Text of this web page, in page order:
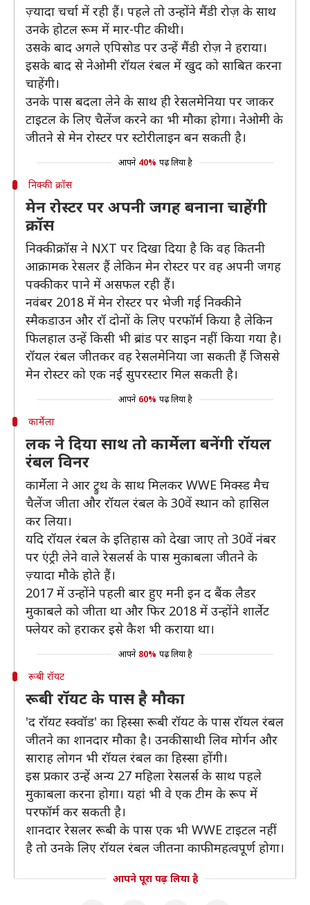
ज़्यादा चर्चा में रही हैं। पहले तो उन्होंने मैंडी रोज़ के साथ
उनके होटल रूम में मार-पीट की थी।
उसके बाद अगले एपिसोड पर उन्हें मैंडी रोज़ ने हराया।
इसके बाद से नेओमी रॉयल रंबल में खुद को साबित करना
चाहेंगी।
उनके पास बदला लेने के साथ ही रेसलमेनिया पर जाकर
टाइटल के लिए चैलेंज करने का भी मौका होगा। नेओमी के
जीतने से मेन रोस्टर पर स्टोरीलाइन बन सकती है।
आपने 40% पढ़ लिया है
निक्की क्रॉस
मेन रोस्टर पर अपनी जगह बनाना चाहेंगी
क्रॉस
निक्की क्रॉस ने NXT पर दिखा दिया है कि वह कितनी
आक्रामक रेसलर हैं लेकिन मेन रोस्टर पर वह अपनी जगह
पक्की कर पाने में असफल रही हैं।
नवंबर 2018 में मेन रोस्टर पर भेजी गई निक्की ने
स्मैकडाउन और रॉ दोनों के लिए परफॉर्म किया है लेकिन
फिलहाल उन्हें किसी भी ब्रांड पर साइन नहीं किया गया है।
रॉयल रंबल जीतकर वह रेसलमेनिया जा सकती हैं जिससे
मेन रोस्टर को एक नई सुपरस्टार मिल सकती है।
आपने 60% पढ़ लिया है
कार्मेला
लक ने दिया साथ तो कार्मेला बनेंगी रॉयल
रंबल विनर
कार्मेला ने आर ट्रुथ के साथ मिलकर WWE मिक्स्ड मैच
चैलेंज जीता और रॉयल रंबल के 30वें स्थान को हासिल
कर लिया।
यदि रॉयल रंबल के इतिहास को देखा जाए तो 30वें नंबर
पर एंट्री लेने वाले रेसलर्स के पास मुकाबला जीतने के
ज़्यादा मौके होते हैं।
2017 में उन्होंने पहली बार हुए मनी इन द बैंक लैडर
मुकाबले को जीता था और फिर 2018 में उन्होंने शार्लेट
फ्लेयर को हराकर इसे कैश भी कराया था।
आपने 80% पढ़ लिया है
रूबी रॉयट
रूबी रॉयट के पास है मौका
'द रॉयट स्क्वॉड' का हिस्सा रूबी रॉयट के पास रॉयल रंबल
जीतने का शानदार मौका है। उनकी साथी लिव मोर्गन और
साराह लोगन भी रॉयल रंबल का हिस्सा होंगी।
इस प्रकार उन्हें अन्य 27 महिला रेसलर्स के साथ पहले
मुकाबला करना होगा। यहां भी वे एक टीम के रूप में
परफॉर्म कर सकती है।
शानदार रेसलर रूबी के पास एक भी WWE टाइटल नहीं
है तो उनके लिए रॉयल रंबल जीतना काफी महत्वपूर्ण होगा।
आपने पूरा पढ़ लिया है